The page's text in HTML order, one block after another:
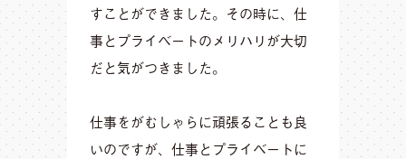
すことができました。その時に、仕
事とプライベートのメリハリが大切
だと気がつきました。
仕事をがむしゃらに頑張ることも良
いのですが、仕事とプライベートに